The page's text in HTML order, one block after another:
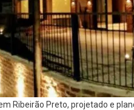
Ribeirão Preto, projetado e